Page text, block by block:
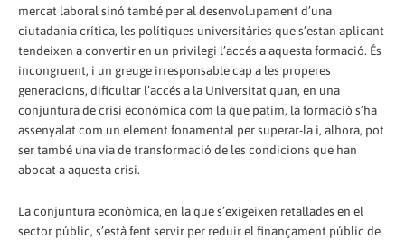
mercat laboral sinó també per al desenvolupament d’una
ciutadania crítica, les polítiques universitàries que s’estan aplicant
tendeixen a convertir en un privilegi l’accés a aquesta formació. És
incongruent, i un greuge irresponsable cap a les properes
generacions, dificultar l’accés a la Universitat quan, en una
conjuntura de crisi econòmica com la que patim, la formació s’ha
assenyalat com un element fonamental per superar-la i, alhora, pot
ser també una via de transformació de les condicions que han
abocat a aquesta crisi.
La conjuntura econòmica, en la que s’exigeixen retallades en el
sector públic, s’està fent servir per reduir el finançament públic de